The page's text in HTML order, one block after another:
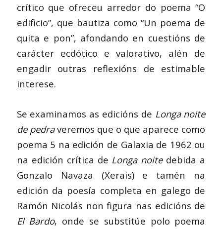
crítico que ofreceu arredor do poema “O
edificio”, que bautiza como “Un poema de
quita e pon”, afondando en cuestións de
carácter ecdótico e valorativo, alén de
engadir outras reflexións de estimable
interese.
Se examinamos as edicións de Longa noite
de pedraveremos que o que aparece como
poema 5 na edición de Galaxia de 1962 ou
na edición crítica de Longa noitedebida a
Gonzalo Navaza (Xerais) e tamén na
edición da poesía completa en galego de
Ramón Nicolás non figura nas edicións de
El Bardo, onde se substitúe polo poema